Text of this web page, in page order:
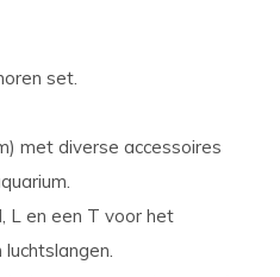
set.
met diverse accessoires
L en een T voor het